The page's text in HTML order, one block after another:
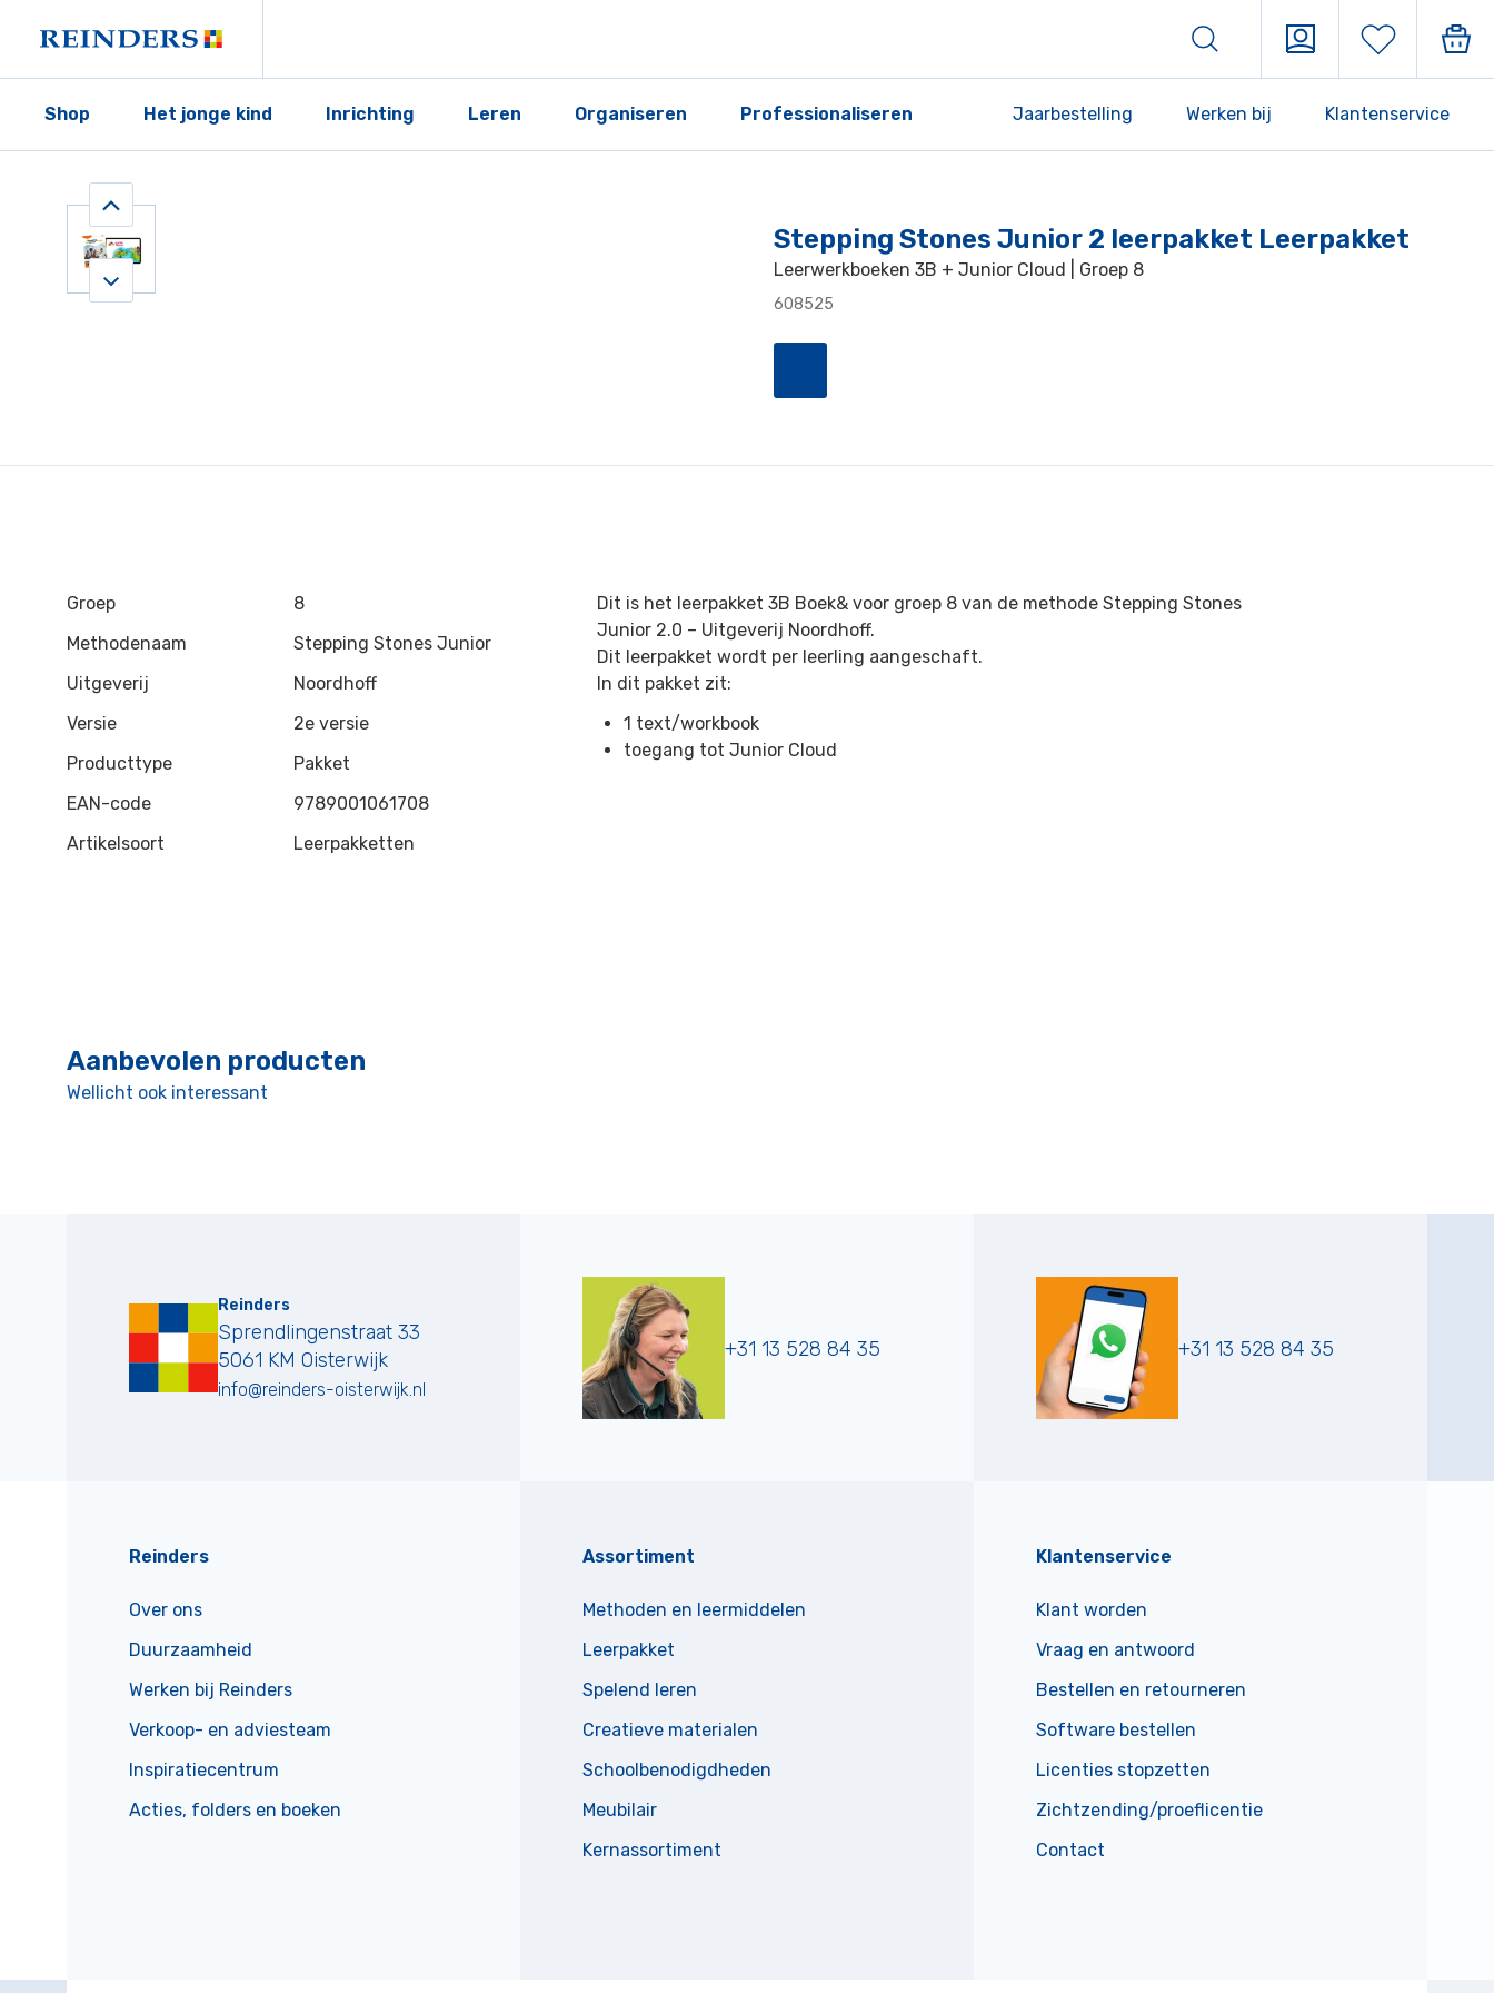
Shop Het jonge kind Inrichting Leren Organiseren Professionaliseren Jaarbestelling Werken bij Klantenservice
Stepping Stones Junior 2 leerpakket Leerpakket
Leerwerkboeken 3B + Junior Cloud | Groep 8
608525
Groep
8
Methodenaam
Stepping Stones Junior
Uitgeverij
Noordhoff
Versie
2e versie
Producttype
Pakket
EAN-code
9789001061708
Artikelsoort
Leerpakketten
Dit is het leerpakket 3B Boek& voor groep 8 van de methode Stepping Stones
Junior 2.0 – Uitgeverij Noordhoff.
Dit leerpakket wordt per leerling aangeschaft.
In dit pakket zit:
1 text/workbook
toegang tot Junior Cloud
Aanbevolen producten
Wellicht ook interessant
Reinders
Sprendlingenstraat 33
5061 KM Oisterwijk
info@reinders-oisterwijk.nl
+31 13 528 84 35 +31 13 528 84 35
Reinders
Over ons
Duurzaamheid
Werken bij Reinders
Verkoop- en adviesteam
Inspiratiecentrum
Acties, folders en boeken
Assortiment
Methoden en leermiddelen
Leerpakket
Spelend leren
Creatieve materialen
Schoolbenodigdheden
Meubilair
Kernassortiment
Klantenservice
Klant worden
Vraag en antwoord
Bestellen en retourneren
Software bestellen
Licenties stopzetten
Zichtzending/proeflicentie
Contact